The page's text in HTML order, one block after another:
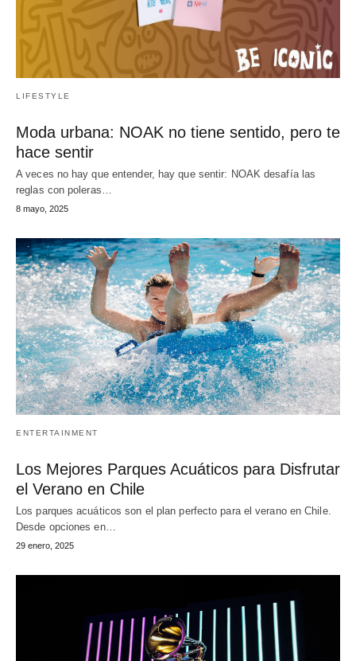
LIFESTYLE
Moda urbana: NOAK no tiene sentido, pero te
hace sentir
A veces no hay que entender, hay que sentir: NOAK desafía las
reglas con poleras…
8 mayo, 2025
ENTERTAINMENT
Los Mejores Parques Acuáticos para Disfrutar
el Verano en Chile
Los parques acuáticos son el plan perfecto para el verano en Chile.
Desde opciones en…
29 enero, 2025